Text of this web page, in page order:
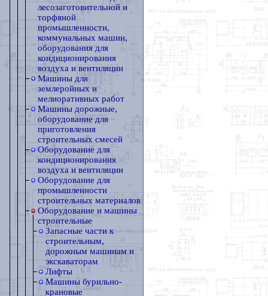
лесозаготовительной и
торфяной
промышленности,
коммунальных машин,
оборудования для
кондиционирования
воздуха и вентиляции
Машины для
землеройных и
мелиоративных работ
Машины дорожные,
оборудование для
приготовления
строительных смесей
Оборудование для
кондиционирования
воздуха и вентиляции
Оборудование для
промышленности
строительных материалов
Оборудование и машины
строительные
Запасные части к
строительным,
дорожным машинам и
экскаваторам
Лифты
Машины бурильно-
крановые